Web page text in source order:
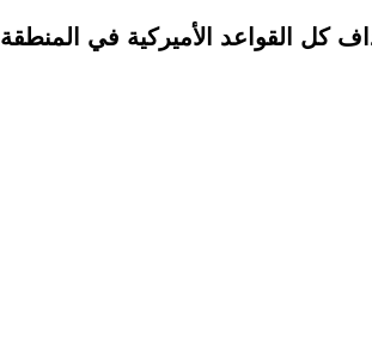
كل القواعد الأميركية في المنطقة